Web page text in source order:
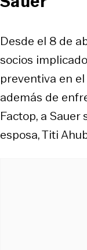
Desde el 8 de
socios
preventiva en
además de
Factop, a
esposa, Titi